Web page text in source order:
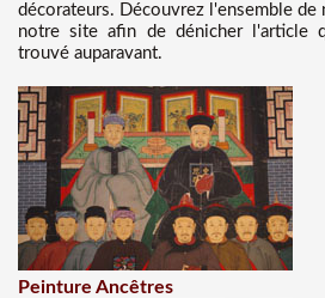
décorateurs. Découvrez l'ensemble de
notre site afin de dénicher l'article
trouvé auparavant.
Peinture Ancêtres